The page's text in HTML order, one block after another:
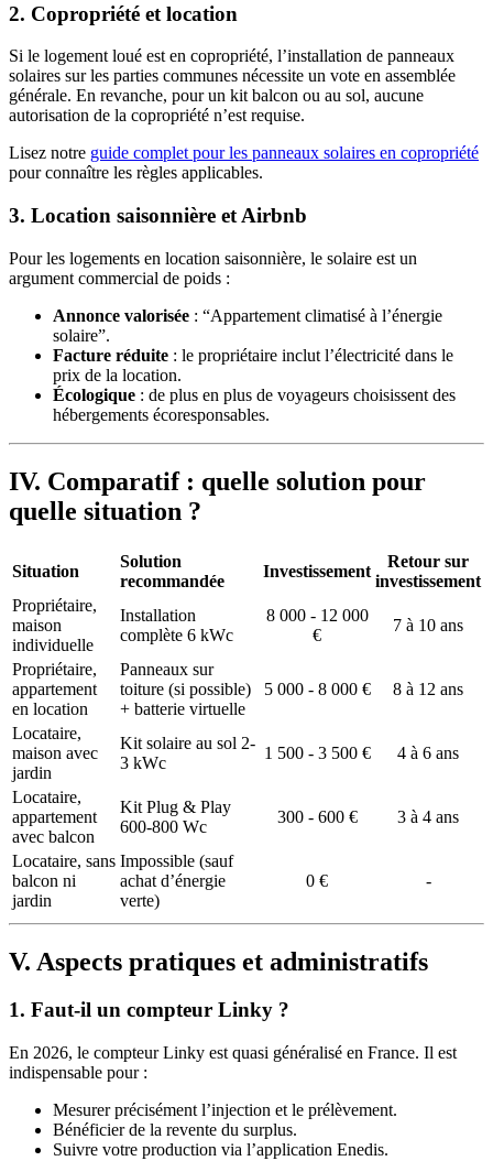
2. Copropriété et location
Si le logement loué est en copropriété, l’installation de panneaux
solaires sur les parties communes nécessite un vote en assemblée
générale. En revanche, pour un kit balcon ou au sol, aucune
autorisation de la copropriété n’est requise.
Lisez notre guide complet pour les panneaux solaires en copropriété
pour connaître les règles applicables.
3. Location saisonnière et Airbnb
Pour les logements en location saisonnière, le solaire est un
argument commercial de poids :
Annonce valorisée : “Appartement climatisé à l’énergie
solaire”.
Facture réduite : le propriétaire inclut l’électricité dans le
prix de la location.
Écologique : de plus en plus de voyageurs choisissent des
hébergements écoresponsables.
IV. Comparatif : quelle solution pour
quelle situation ?
Situation
Solution
recommandée
Investissement
Retour sur
investissement
Propriétaire,
maison
individuelle
Installation
complète 6 kWc
8 000 - 12 000
€
7 à 10 ans
Propriétaire,
appartement
en location
Panneaux sur
toiture (si possible)
+ batterie virtuelle
5 000 - 8 000 € 8 à 12 ans
Locataire,
maison avec
jardin
Kit solaire au sol 2-
3 kWc
1 500 - 3 500 € 4 à 6 ans
Locataire,
appartement
avec balcon
Kit Plug & Play
600-800 Wc
300 - 600 € 3 à 4 ans
Locataire, sans
balcon ni
jardin
Impossible (sauf
achat d’énergie
verte)
0 € -
V. Aspects pratiques et administratifs
1. Faut-il un compteur Linky ?
En 2026, le compteur Linky est quasi généralisé en France. Il est
indispensable pour :
Mesurer précisément l’injection et le prélèvement.
Bénéficier de la revente du surplus.
Suivre votre production via l’application Enedis.